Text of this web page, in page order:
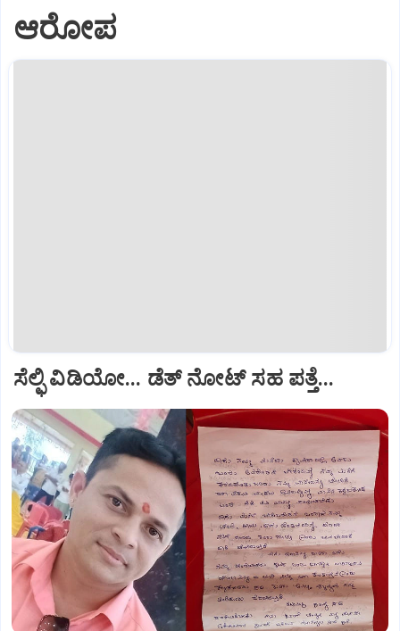
ಆರೋಪ
ಸೆಲ್ಫಿ ವಿಡಿಯೋ... ಡೆತ್ ನೋಟ್ ಸಹ ಪತ್ತೆ...